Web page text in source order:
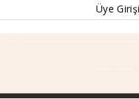
Üye Girişi